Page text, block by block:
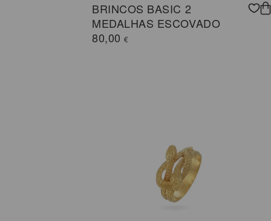
BRINCOS BASIC 2
MEDALHAS ESCOVADO
80,00€